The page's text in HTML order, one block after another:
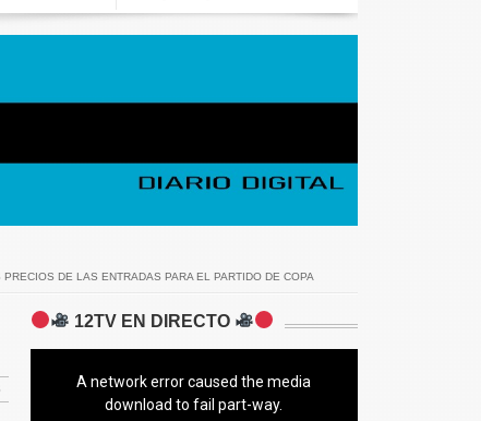
DE LAS ENTRADAS PARA EL PARTIDO DE COPA
12TV EN DIRECTO
A network error caused the media
download to fail part-way.